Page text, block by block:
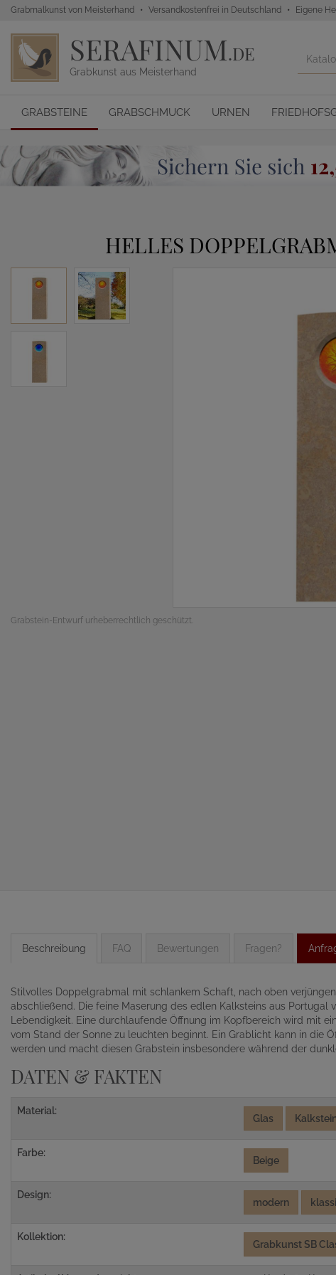
Grabmalkunst von Meisterhand Versandkostenfrei in Deutschland Eigene
SERAFINUM.DE
Grabkunst aus Meisterhand
GRABSTEINE GRABSCHMUCK URNEN
HELLES
Grabstein-Entwurf urheberrechtlich geschützt.
Beschreibung FAQ Bewertungen Fragen?
Stilvolles Doppelgrabmal mit schlankem Schaft, nach oben
abschließend. Die feine Maserung des edlen Kalksteins aus Portugal
Lebendigkeit. Eine durchlaufende Öffnung im Kopfbereich wird mit
vom Stand der Sonne zu leuchten beginnt. Ein Grablicht kann in die
werden und macht diesen Grabstein insbesondere während der
DATEN & FAKTEN
Material:
Glas
Farbe:
Beige
Design:
modern
Kollektion:
Grabkunst SB